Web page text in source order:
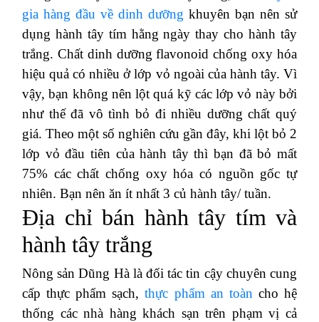
gia hàng đầu về dinh dưỡng khuyên bạn nên sử
dụng hành tây tím hằng ngày thay cho hành tây
trắng. Chất dinh dưỡng flavonoid chống oxy hóa
hiệu quả có nhiều ở lớp vỏ ngoài của hành tây. Vì
vậy, bạn không nên lột quá kỹ các lớp vỏ này bởi
như thế đã vô tình bỏ đi nhiều dưỡng chất quý
giá. Theo một số nghiên cứu gần đây, khi lột bỏ 2
lớp vỏ đầu tiên của hành tây thì bạn đã bỏ mất
75% các chất chống oxy hóa có nguồn gốc tự
nhiên. Bạn nên ăn ít nhất 3 củ hành tây/ tuần.
Địa chỉ bán hành tây tím và
hành tây trắng
Nông sản Dũng Hà là đối tác tin cậy chuyên cung
cấp thực phẩm sạch, thực phẩm an toàncho hệ
thống các nhà hàng khách sạn trên phạm vị cả